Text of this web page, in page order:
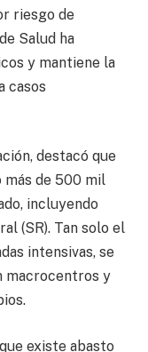
riesgo de
Salud ha
y mantiene la
casos
destacó que
más de 500 mil
incluyendo
(SR). Tan solo el
intensivas, se
macrocentros y
existe abasto